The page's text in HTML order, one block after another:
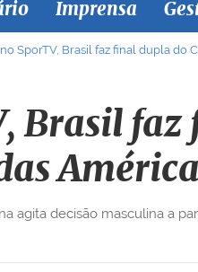
Imprensa
SporTV, Brasil faz final dupla do
Brasil
agita decisão masculina a